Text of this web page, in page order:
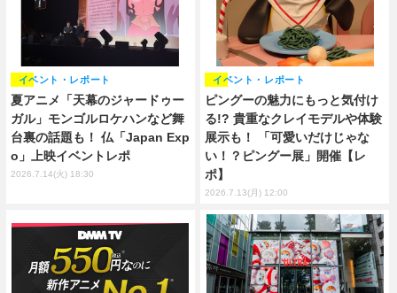
夏アニメ「天幕のジャードゥー
ガル」モンゴルロケハンなど舞
台裏の話題も！ 仏「Japan Exp
o」上映イベントレポ
イベント・レポート
2026.7.14(火) 18:30
ピングーの魅力にもっと気付け
る!? 貴重なクレイモデルや体験
展示も！ 「可愛いだけじゃな
い！？ピングー展」開催【レ
ポ】
イベント・レポート
2026.7.13(月) 12:00